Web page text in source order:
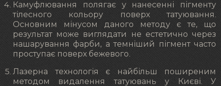
Камуфлювання полягає у нанесенні пігменту
тілесного кольору поверх татуювання.
Основним мінусом даного методу є те, що
результат може виглядати не естетично через
нашарування фарби, а темніший пігмент часто
проступає поверх бежевого.
Лазерна технологія є найбільш поширеним
методом видалення татуювань у Києві. У